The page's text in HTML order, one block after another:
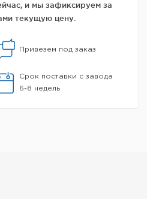
и мы зафиксируем за
текущую цену.
Привезем под заказ
Срок поставки с завода
6-8 недель